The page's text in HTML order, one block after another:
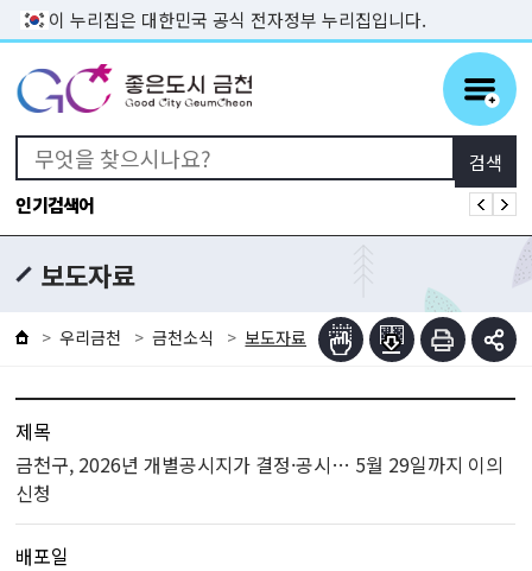
본문 바로가기
이 누리집은 대한민국 공식 전자정부 누리집입니다.
인기검색어
보도자료
우리금천 금천소식 보도자료
제목
금천구, 2026년 개별공시지가 결정·공시… 5월 29일까지 이의
신청
배포일